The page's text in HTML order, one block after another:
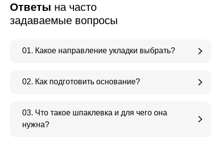
Ответы на часто
задаваемые вопросы
01. Какое направление укладки выбрать?
02. Как подготовить основание?
03. Что такое шпаклевка и для чего она
нужна?